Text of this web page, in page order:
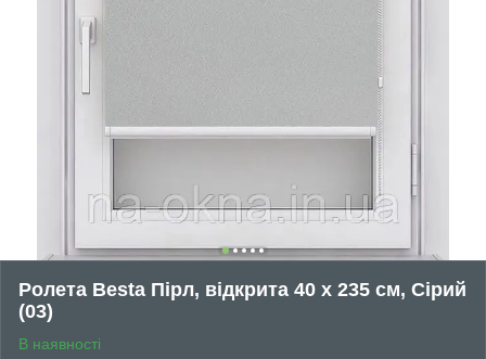
Ролета Besta Пірл, відкрита 40 х 235 см, Сірий
(03)
В наявності